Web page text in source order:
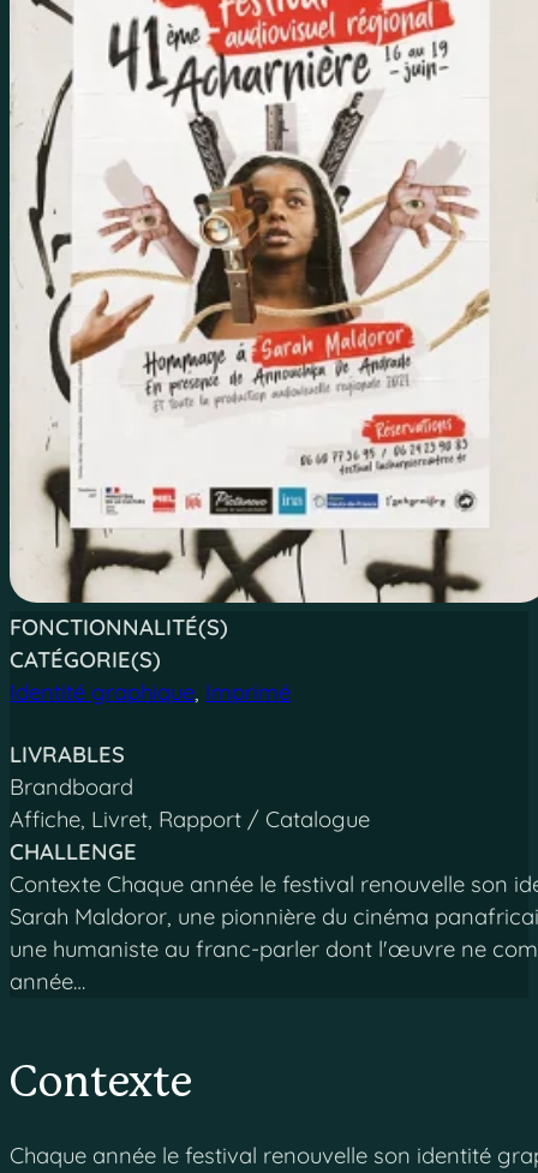
FONCTIONNALITÉ(S)
CATÉGORIE(S)
Identité graphique, Imprimé
LIVRABLES
Brandboard
Affiche, Livret, Rapport / Catalogue
CHALLENGE
Contexte Chaque année le festival renouvelle son
Sarah Maldoror, une pionnière du cinéma
une humaniste au franc-parler dont l'œuvre ne
année…
Contexte
Chaque année le festival renouvelle son identité